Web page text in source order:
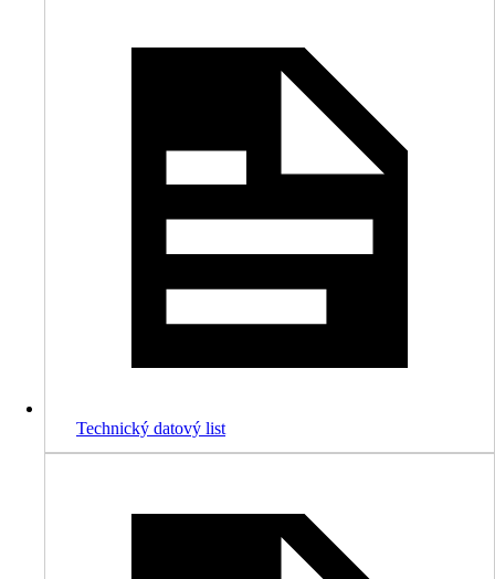
Technický datový list